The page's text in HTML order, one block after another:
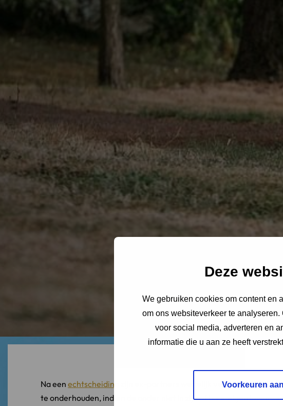
Deze
We gebruiken cookies om content en
om ons websiteverkeer te
voor social media, adverteren en
informatie die u aan ze heeft
Voorkeuren
Na een echtscheiding verplichtom
te onderhouden, indien de ander niet in zijn of haar eigen